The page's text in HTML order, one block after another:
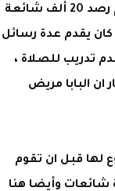
تواضروس حيث قال انه بالنسبة للشائعات ان في خلال ثلاث شهور تم رصد 20 ألف شائعة
يقدم عدة رسائل
تدريب للصلاة ،
ان البابا مريض
لها قبل ان تقوم
شائعات وأيضا هنا